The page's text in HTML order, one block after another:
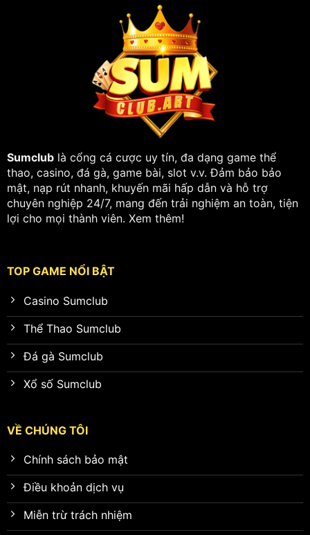
Sumclublà cổng cá cược uy tín, đa dạng game thể
thao, casino, đá gà, game bài, slot v.v. Đảm bảo bảo
mật, nạp rút nhanh, khuyến mãi hấp dẫn và hỗ trợ
chuyên nghiệp 24/7, mang đến trải nghiệm an toàn, tiện
lợi cho mọi thành viên. Xem thêm!
TOP GAME NỔI BẬT
Casino Sumclub
Thể Thao Sumclub
Đá gà Sumclub
Xổ số Sumclub
VỀ CHÚNG TÔI
Chính sách bảo mật
Điều khoản dịch vụ
Miễn trừ trách nhiệm